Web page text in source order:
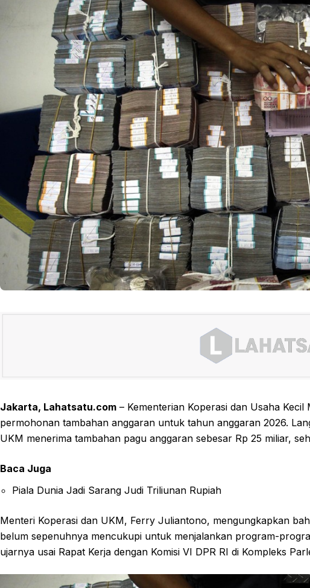
Jakarta, Lahatsatu.com – Kementerian Koperasi dan Usaha
permohonan tambahan anggaran untuk tahun anggaran 2026.
UKM menerima tambahan pagu anggaran sebesar Rp 25 miliar,
Baca Juga
Piala Dunia Jadi Sarang Judi Triliunan Rupiah
Menteri Koperasi dan UKM, Ferry Juliantono, mengungkapkan
belum sepenuhnya mencukupi untuk menjalankan program-
ujarnya usai Rapat Kerja dengan Komisi VI DPR RI di Kompleks